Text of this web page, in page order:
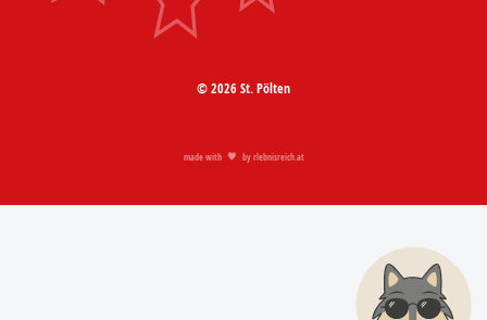
© 2026 St. Pölten
made with by rlebnisreich.at